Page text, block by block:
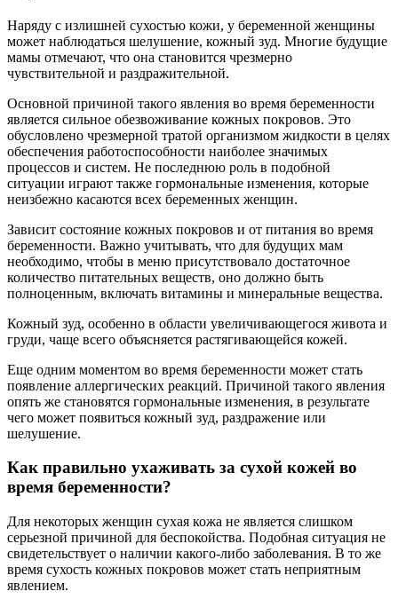
Наряду с излишней сухостью кожи, у беременной женщины
может наблюдаться шелушение, кожный зуд. Многие будущие
мамы отмечают, что она становится чрезмерно
чувствительной и раздражительной.
Основной причиной такого явления во время беременности
является сильное обезвоживание кожных покровов. Это
обусловлено чрезмерной тратой организмом жидкости в целях
обеспечения работоспособности наиболее значимых
процессов и систем. Не последнюю роль в подобной
ситуации играют также гормональные изменения, которые
неизбежно касаются всех беременных женщин.
Зависит состояние кожных покровов и от питания во время
беременности. Важно учитывать, что для будущих мам
необходимо, чтобы в меню присутствовало достаточное
количество питательных веществ, оно должно быть
полноценным, включать витамины и минеральные вещества.
Кожный зуд, особенно в области увеличивающегося живота и
груди, чаще всего объясняется растягивающейся кожей.
Еще одним моментом во время беременности может стать
появление аллергических реакций. Причиной такого явления
опять же становятся гормональные изменения, в результате
чего может появиться кожный зуд, раздражение или
шелушение.
Как правильно ухаживать за сухой кожей во
время беременности?
Для некоторых женщин сухая кожа не является слишком
серьезной причиной для беспокойства. Подобная ситуация не
свидетельствует о наличии какого-либо заболевания. В то же
время сухость кожных покровов может стать неприятным
явлением.